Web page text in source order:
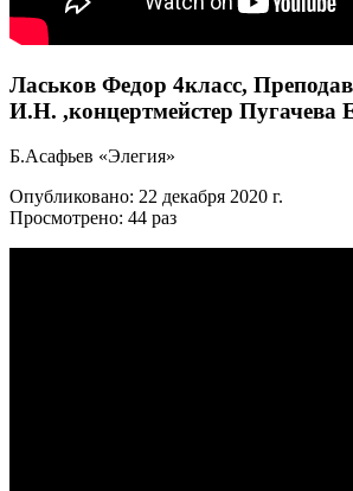
Ласьков Федор 4класс,
И.Н. ,концертмейстер Пугачева
Б.Асафьев «Элегия»
Опубликовано: 22 декабря 2020 г.
Просмотрено: 44 раз